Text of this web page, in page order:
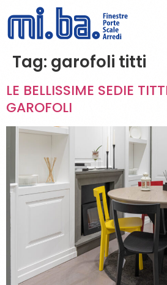
Tag: garofoli titti
LE BELLISSIME SEDIE
GAROFOLI